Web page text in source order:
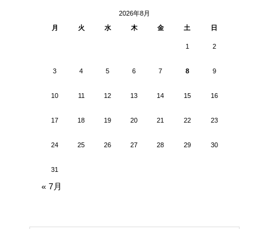
2026年8月
月
火 水 木 金 土 日
1 2
3 4 5 6 7 8 9
10 11 12 13 14 15 16
17 18 19 20 21 22 23
24 25 26 27 28 29 30
31
« 7月